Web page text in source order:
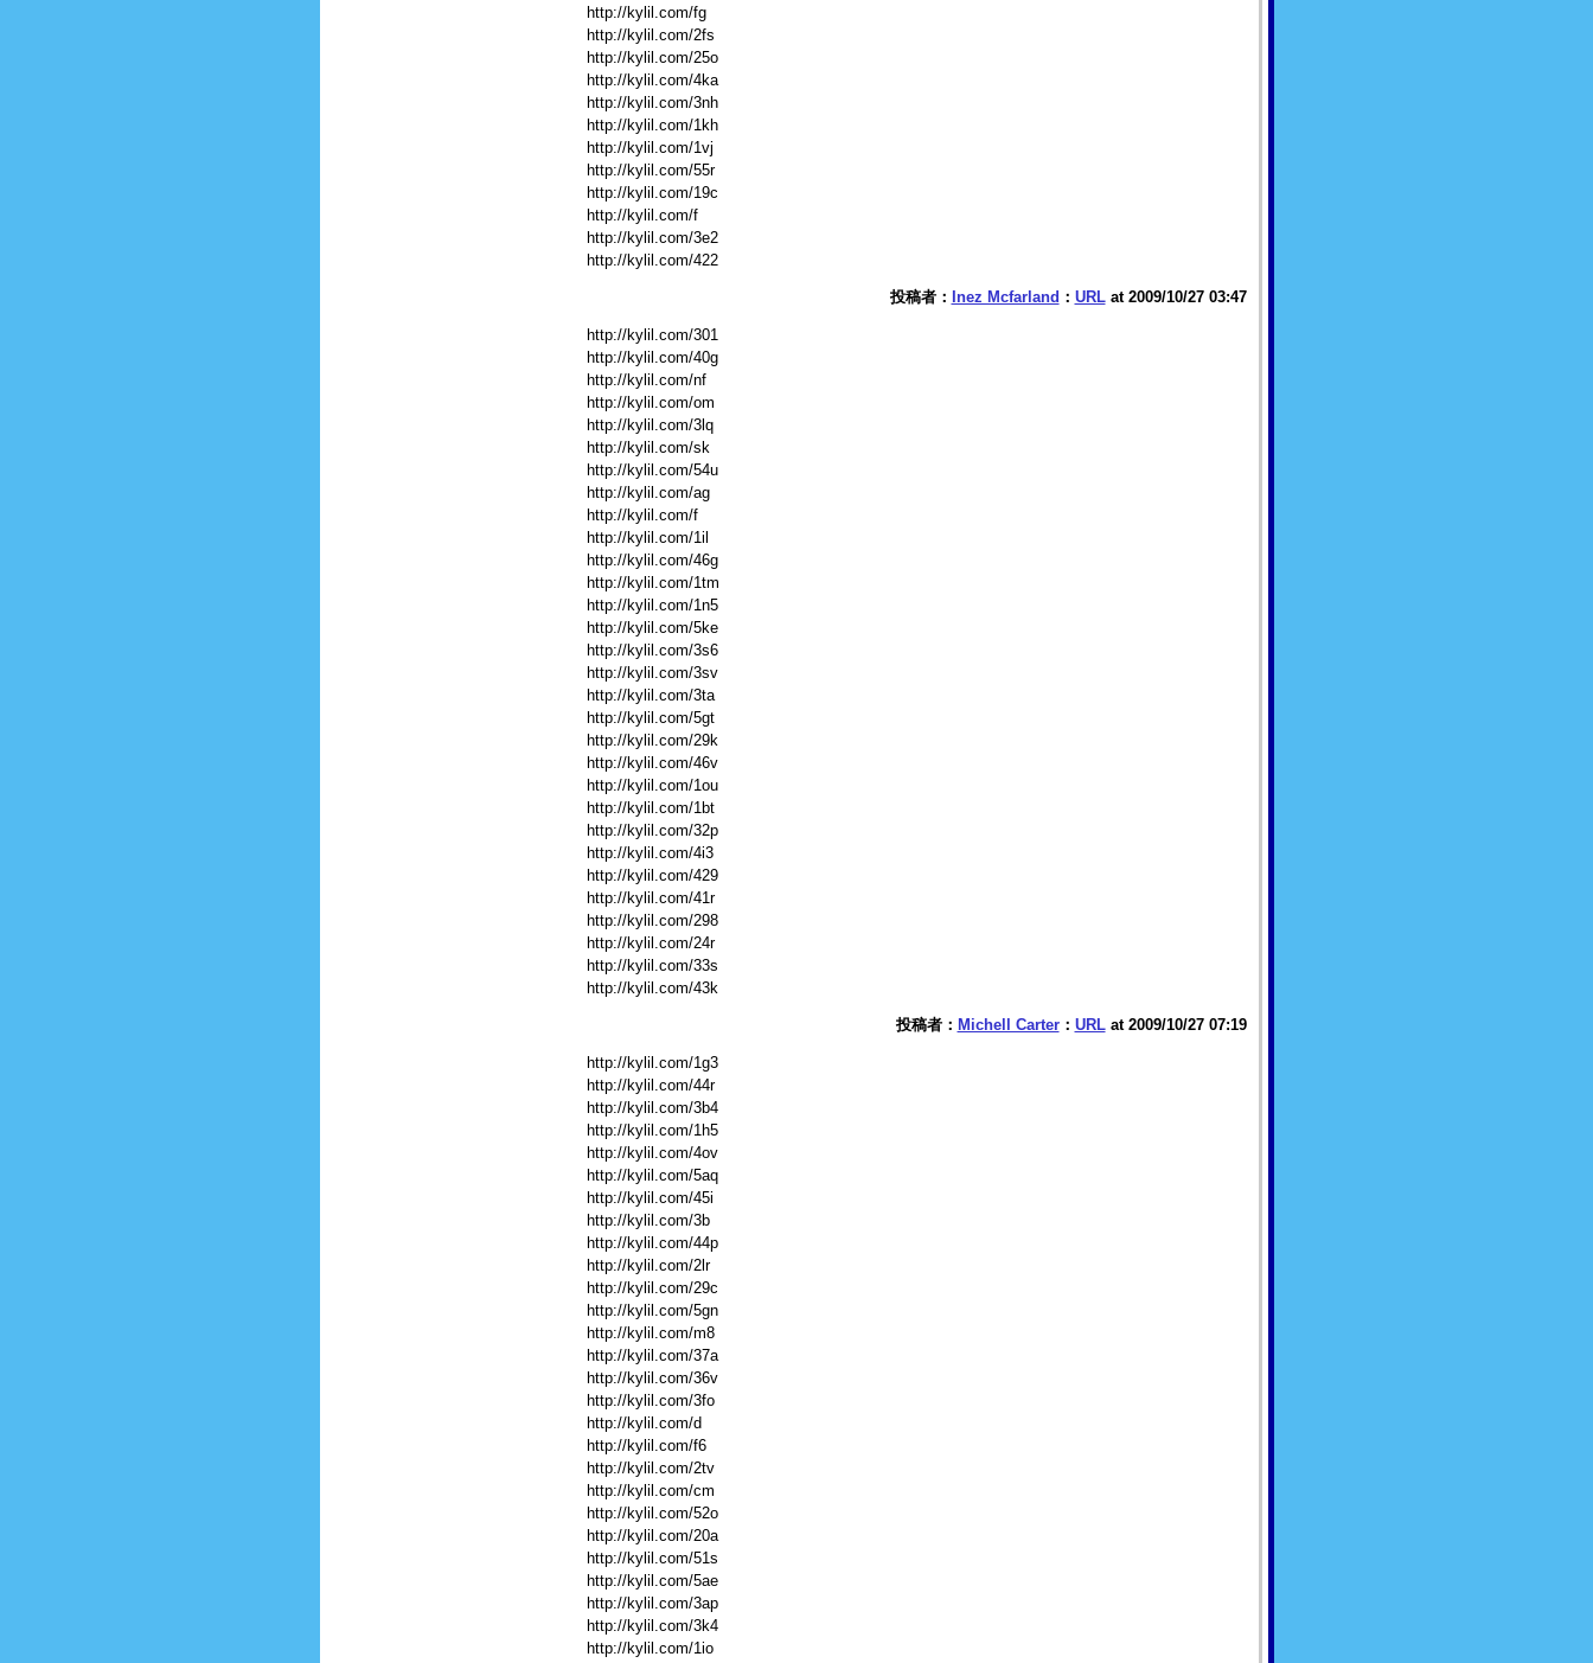
http://kylil.com/fg
http://kylil.com/2fs
http://kylil.com/25o
http://kylil.com/4ka
http://kylil.com/3nh
http://kylil.com/1kh
http://kylil.com/1vj
http://kylil.com/55r
http://kylil.com/19c
http://kylil.com/f
http://kylil.com/3e2
http://kylil.com/422
投稿者： Inez Mcfarland ： URLat 2009/10/27 03:47
http://kylil.com/301
http://kylil.com/40g
http://kylil.com/nf
http://kylil.com/om
http://kylil.com/3lq
http://kylil.com/sk
http://kylil.com/54u
http://kylil.com/ag
http://kylil.com/f
http://kylil.com/1il
http://kylil.com/46g
http://kylil.com/1tm
http://kylil.com/1n5
http://kylil.com/5ke
http://kylil.com/3s6
http://kylil.com/3sv
http://kylil.com/3ta
http://kylil.com/5gt
http://kylil.com/29k
http://kylil.com/46v
http://kylil.com/1ou
http://kylil.com/1bt
http://kylil.com/32p
http://kylil.com/4i3
http://kylil.com/429
http://kylil.com/41r
http://kylil.com/298
http://kylil.com/24r
http://kylil.com/33s
http://kylil.com/43k
投稿者： Michell Carter： URLat 2009/10/27 07:19
http://kylil.com/1g3
http://kylil.com/44r
http://kylil.com/3b4
http://kylil.com/1h5
http://kylil.com/4ov
http://kylil.com/5aq
http://kylil.com/45i
http://kylil.com/3b
http://kylil.com/44p
http://kylil.com/2lr
http://kylil.com/29c
http://kylil.com/5gn
http://kylil.com/m8
http://kylil.com/37a
http://kylil.com/36v
http://kylil.com/3fo
http://kylil.com/d
http://kylil.com/f6
http://kylil.com/2tv
http://kylil.com/cm
http://kylil.com/52o
http://kylil.com/20a
http://kylil.com/51s
http://kylil.com/5ae
http://kylil.com/3ap
http://kylil.com/3k4
http://kylil.com/1io